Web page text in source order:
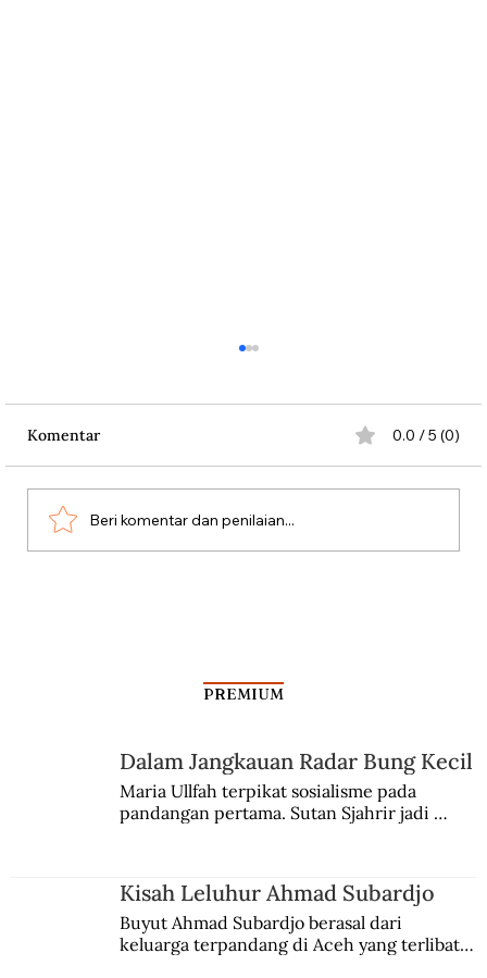
Aksi Koboi Jenderal Moestopo
Komentar 0.0 / 5 (0)
Beri komentar dan penilaian...
PREMIUM
Dalam Jangkauan Radar Bung Kecil
Maria Ullfah terpikat sosialisme pada
pandangan pertama. Sutan Sjahrir jadi
Kisah Leluhur Ahmad Subardjo
Buyut Ahmad Subardjo berasal dari
keluarga terpandang di Aceh yang terlibat